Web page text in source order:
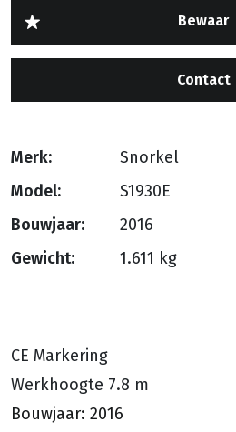
Contact
Merk:
Snorkel
Model:
S1930E
Bouwjaar:
2016
Gewicht:
1.611 kg
CE Markering
Werkhoogte 7.8 m
Bouwjaar: 2016